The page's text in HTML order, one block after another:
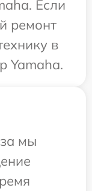
Если
ремонт
в
Yamaha.
мы